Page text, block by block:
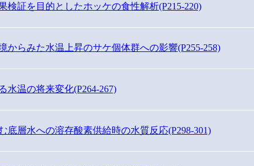
検証を目的としたホッケの食性解析(P215-220)
からみた水温上昇のサケ個体群への影響(P255-258)
水温の将来変化(P264-267)
底層水への溶存酸素供給時の水質反応(P298-301)